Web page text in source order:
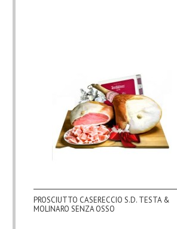
PROSCIUTTO CASERECCIO S.D. TESTA &
MOLINARO SENZA OSSO